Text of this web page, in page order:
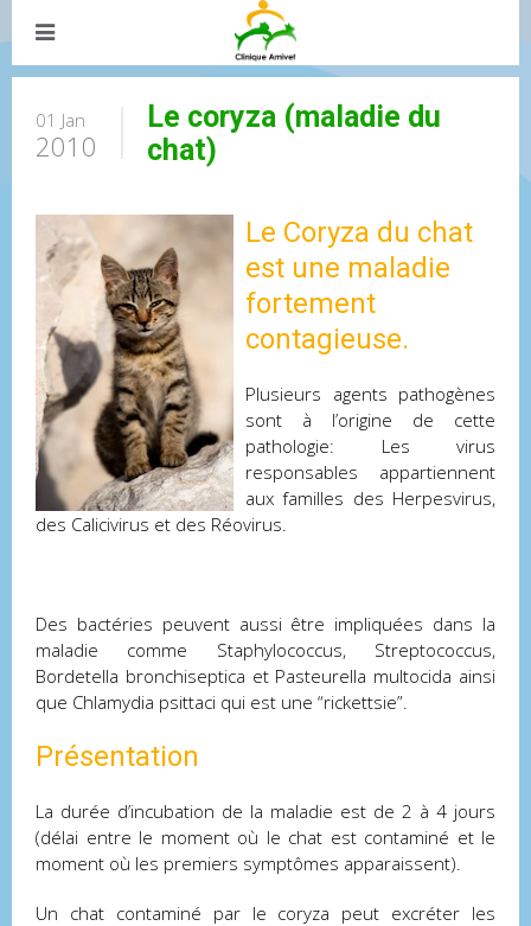
01 Jan
2010
Le coryza (maladie du
chat)
Le Coryza du chat
est une maladie
fortement
contagieuse.
Plusieurs agents pathogènes
sont à l’origine de cette
pathologie: Les virus
responsables appartiennent
aux familles des Herpesvirus,
des Calicivirus et des Réovirus.
Des bactéries peuvent aussi être impliquées dans la
maladie comme Staphylococcus, Streptococcus,
Bordetella bronchiseptica et Pasteurella multocida ainsi
que Chlamydia psittaci qui est une “rickettsie”.
Présentation
La durée d’incubation de la maladie est de 2 à 4 jours
(délai entre le moment où le chat est contaminé et le
moment où les premiers symptômes apparaissent).
Un chat contaminé par le coryza peut excréter les